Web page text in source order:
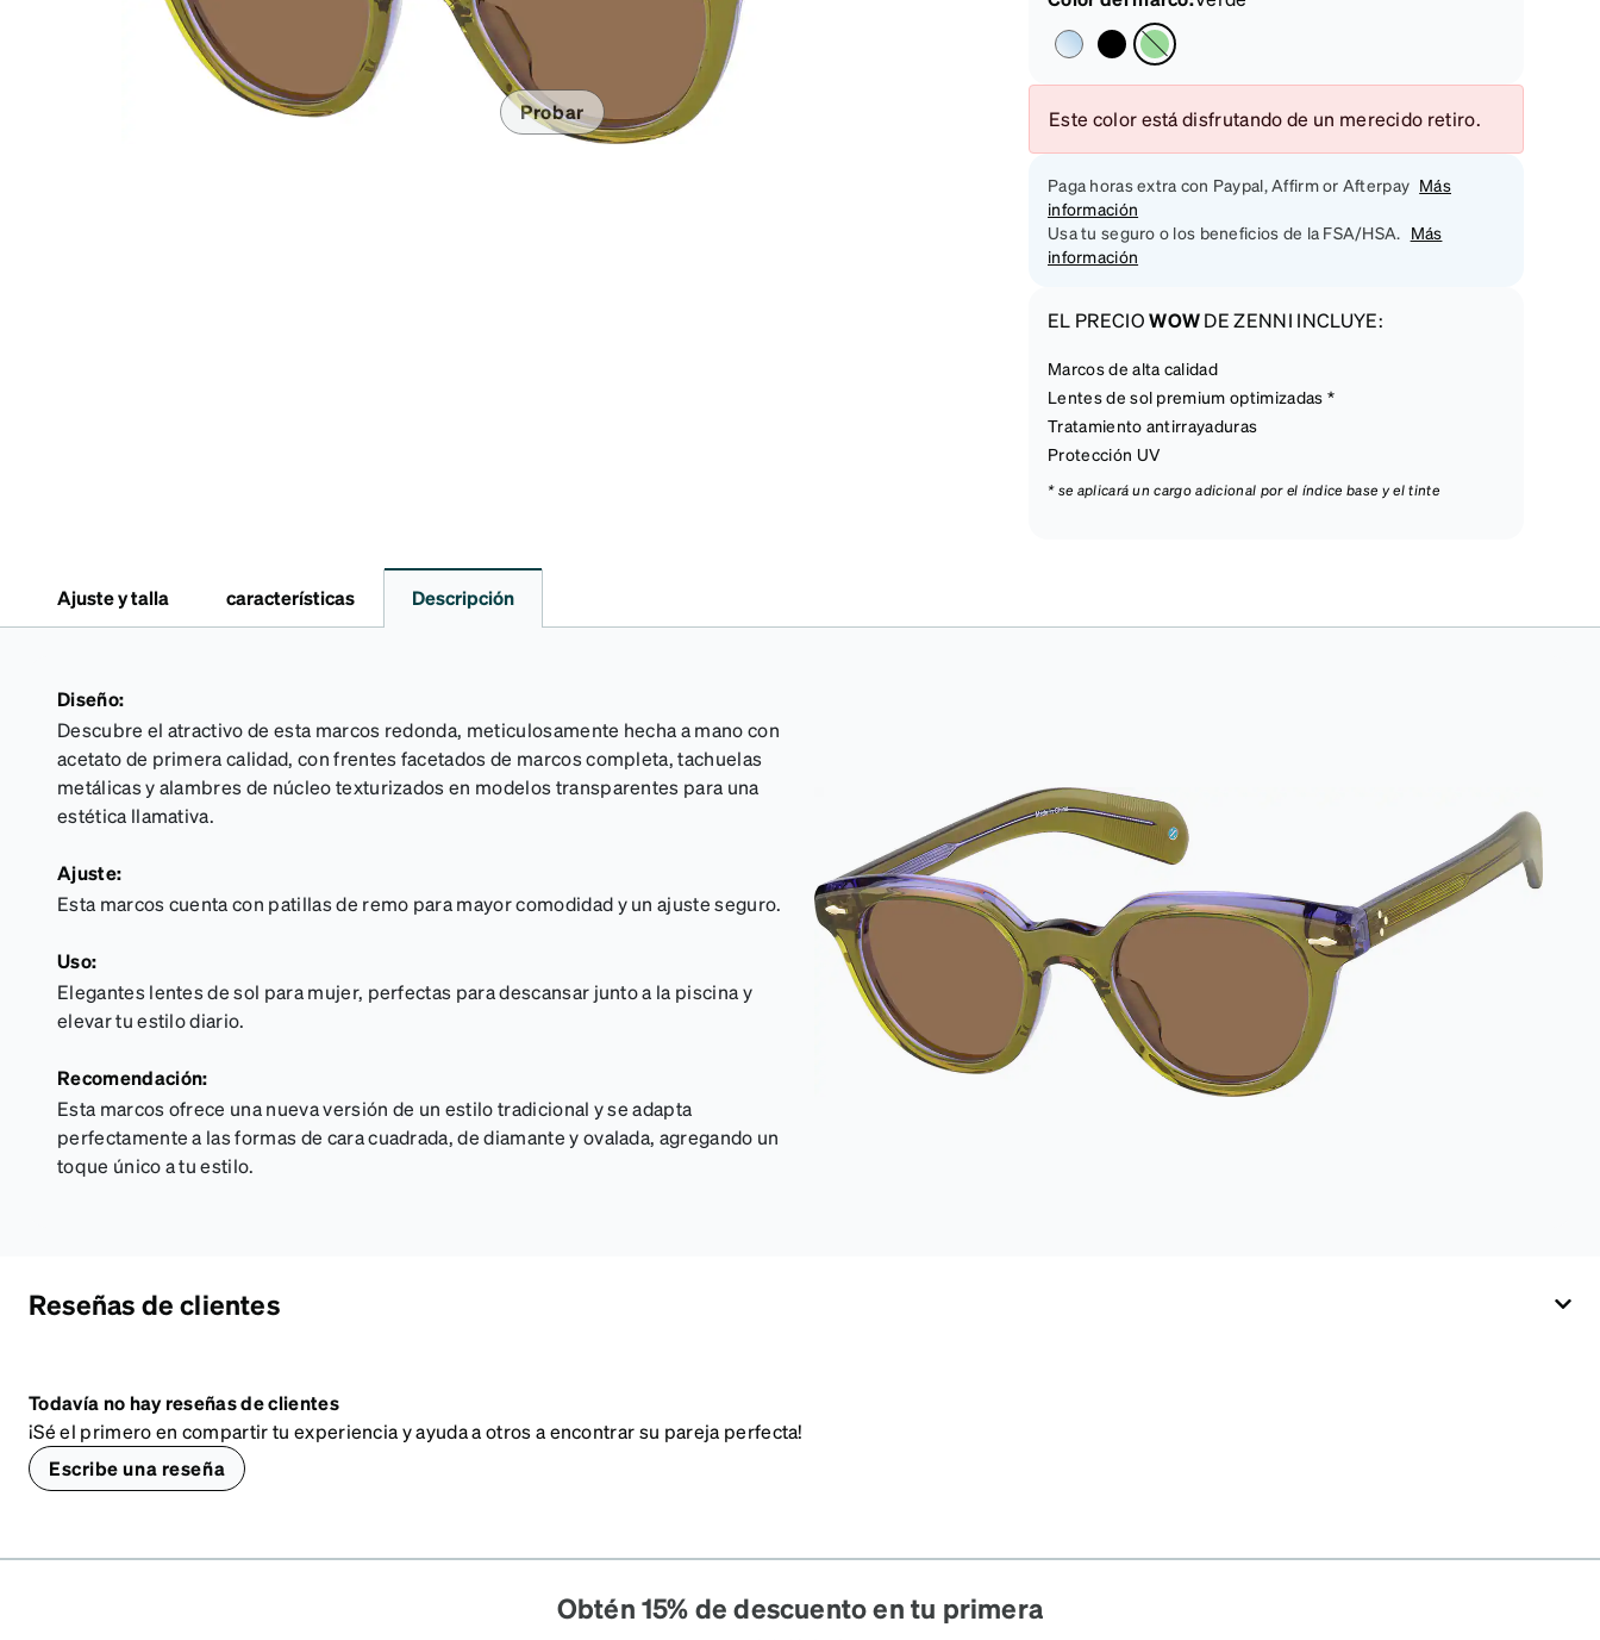
auriculares
Día de partido
Probar Este color está disfrutando de un merecido retiro.
Paga horas extra con Paypal, Affirm or Afterpay Más
información
Usa tu seguro o los beneficios de la FSA/HSA. Más
información
EL PRECIOWOWDE ZENNI INCLUYE:
Marcos de alta calidad
Lentes de sol premium optimizadas *
Tratamiento antirrayaduras
Protección UV
* se aplicará un cargo adicional por el índice base y el tinte
Ajuste y talla características Descripción
Diseño:
Descubre el atractivo de esta marcos redonda, meticulosamente hecha a mano con
acetato de primera calidad, con frentes facetados de marcos completa, tachuelas
metálicas y alambres de núcleo texturizados en modelos transparentes para una
estética llamativa.
Ajuste:
Esta marcos cuenta con patillas de remo para mayor comodidad y un ajuste seguro.
Uso:
Elegantes lentes de sol para mujer, perfectas para descansar junto a la piscina y
elevar tu estilo diario.
Recomendación:
Esta marcos ofrece una nueva versión de un estilo tradicional y se adapta
perfectamente a las formas de cara cuadrada, de diamante y ovalada, agregando un
toque único a tu estilo.
Reseñas de clientes
Todavía no hay reseñas de clientes
¡Sé el primero en compartir tu experiencia y ayuda a otros a encontrar su pareja perfecta!
Escribe una reseña
Obtén 15% de descuento en tu primera